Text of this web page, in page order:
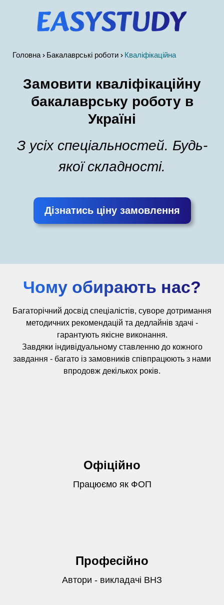
Замовити кваліфікаційну
бакалаврську роботу в
Україні
З усіх спеціальностей. Будь-
якої складності.
Дізнатись ціну замовлення
Головна Бакалаврські роботи Кваліфікаційна
Чому обирають нас?
Багаторічний досвід спеціалістів, суворе дотримання
методичних рекомендацій та дедлайнів здачі -
гарантують якісне виконання.
Завдяки індивідуальному ставленню до кожного
завдання - багато із замовників співпрацюють з нами
впродовж декількох років.
Офіційно
Працюємо як ФОП
Професійно
Автори - викладачі ВНЗ